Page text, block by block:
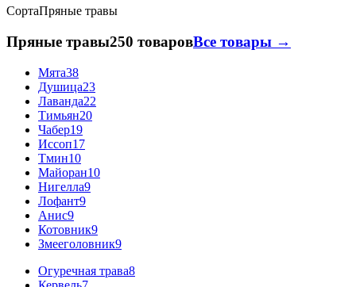
СортаПряные травы
Пряные травы250 товаровВсе товары →
Мята38
Душица23
Лаванда22
Тимьян20
Чабер19
Иссоп17
Тмин10
Майоран10
Нигелла9
Лофант9
Анис9
Котовник9
Змееголовник9
Огуречная трава8